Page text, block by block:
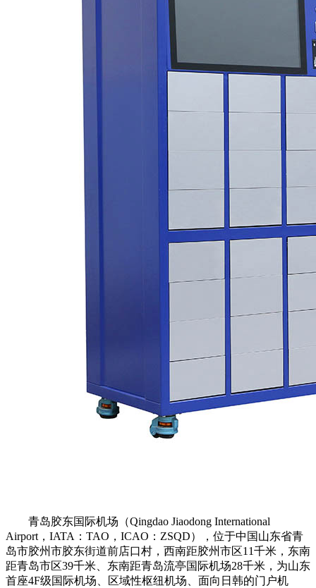
青岛胶东国际机场（Qingdao Jiaodong International
Airport，IATA：TAO，ICAO：ZSQD），位于中国山东省青
岛市胶州市胶东街道前店口村，西南距胶州市区11千米，东南
距青岛市区39千米、东南距青岛流亭国际机场28千米，为山东
首座4F级国际机场、区域性枢纽机场、面向日韩的门户机